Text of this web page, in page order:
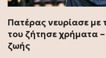
Πατέρας νευρίασε με
του ζήτησε χρήματα
ζωής